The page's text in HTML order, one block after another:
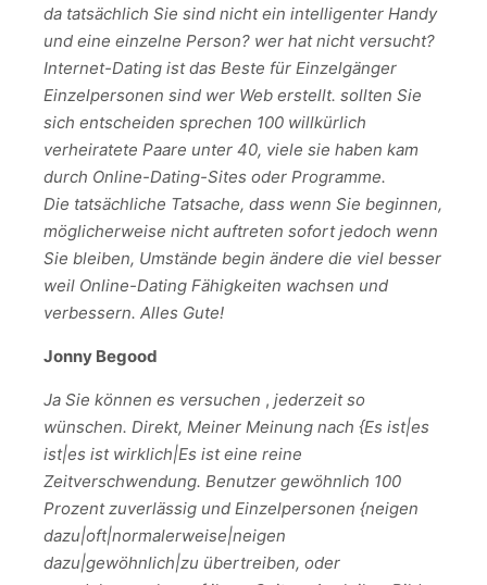
da tatsächlich Sie sind nicht ein intelligenter Handy
und eine einzelne Person? wer hat nicht versucht?
Internet-Dating ist das Beste für Einzelgänger
Einzelpersonen sind wer Web erstellt. sollten Sie
sich entscheiden sprechen 100 willkürlich
verheiratete Paare unter 40, viele sie haben kam
durch Online-Dating-Sites oder Programme.
Die tatsächliche Tatsache, dass wenn Sie beginnen,
möglicherweise nicht auftreten sofort jedoch wenn
Sie bleiben, Umstände begin ändere die viel besser
weil Online-Dating Fähigkeiten wachsen und
verbessern. Alles Gute!
Jonny Begood
Ja Sie können es versuchen , jederzeit so
wünschen. Direkt, Meiner Meinung nach {Es ist|es
ist|es ist wirklich|Es ist eine reine
Zeitverschwendung. Benutzer gewöhnlich 100
Prozent zuverlässig und Einzelpersonen {neigen
dazu|oft|normalerweise|neigen
dazu|gewöhnlich|zu übertreiben, oder